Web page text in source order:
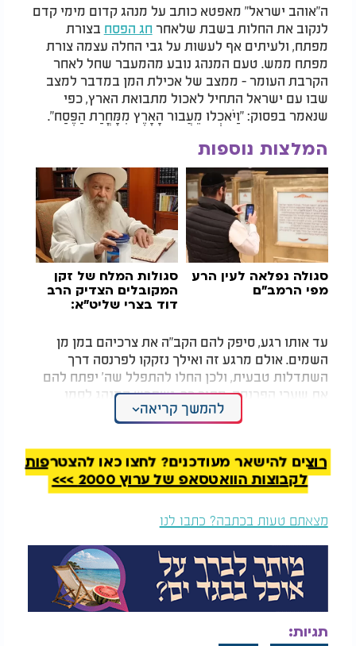
ה"אוהב ישראל" מאפטא כותב על מנהג קדום מימי קדם
לנקוב את החלות בשבת שלאחר חג הפסח בצורת
מפתח, ולעיתים אף לעשות על גבי החלה עצמה צורת
מפתח ממש. טעם המנהג נובע מהמעבר שחל לאחר
הקרבת העומר - ממצב של אכילת המן במדבר למצב
שבו עם ישראל התחיל לאכול מתבואת הארץ, כפי
שנאמר בפסוק: "וַיֹּאכְלוּ מֵעֲבוּר הָאָרֶץ מִמָּחֳרַת הַפֶּסַח".
המלצות נוספות
סגולה נפלאה לעין הרע
מפי הרמב"ם
סגולות המלח של זקן
המקובלים הצדיק הרב
דוד בצרי שליט"א:
הרע"
עד אותו רגע, סיפק להם הקב"ה את צרכיהם במן מן
השמים. אולם מרגע זה ואילך נזקקו לפרנסה דרך
השתדלות טבעית, ולכן החלו להתפלל שה' יפתח להם
את שערי הפרנסה. מתוך כך, נשתרש המנהג לסמן
מפתח על גבי החלות כסמל ותפילה לפתיחת שערי שפע
ופרנסה מידו הרחבה של הקב"ה.
להמשך קריאה
רוצים להישאר מעודכנים? לחצו כאן להצטרפות
לקבוצות הוואטסאפ של ערוץ 2000 >>>
מצאתם טעות בכתבה? כתבו לנו
תגיות: